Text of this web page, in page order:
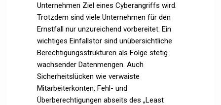
Unternehmen Ziel eines Cyberangriffs wird.
Trotzdem sind viele Unternehmen für den
Ernstfall nur unzureichend vorbereitet. Ein
wichtiges Einfallstor sind unübersichtliche
Berechtigungsstrukturen als Folge stetig
wachsender Datenmengen. Auch
Sicherheitslücken wie verwaiste
Mitarbeiterkonten, Fehl- und
Überberechtigungen abseits des „Least